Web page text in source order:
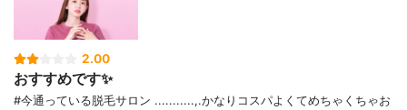
2.00
おすすめです✨
#今通っている脱毛サロン ...........,.かなりコスパよくてめちゃくちゃお